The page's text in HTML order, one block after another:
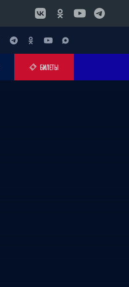
БИЛЕТЫ